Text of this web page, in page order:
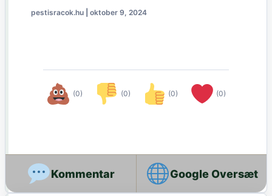
pestisracok.hu oktober 9, 2024
(0) (0) (0) (0)
Google Oversæt